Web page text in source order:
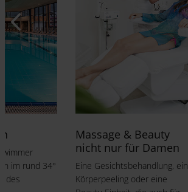
im rund 34°
des
Massage & Beauty
nicht nur für Damen
Eine Gesichtsbehandlung, ein
Körperpeeling oder eine